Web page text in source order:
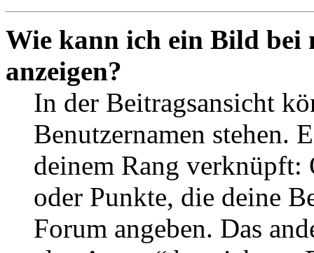
Wie kann ich ein Bild bei
anzeigen?
In der Beitragsansicht
Benutzernamen stehen.
deinem Rang verknüpft:
oder Punkte, die deine
Forum angeben. Das